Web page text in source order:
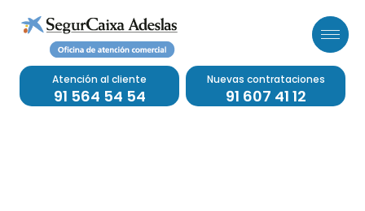
Atención al cliente
91 564 54 54
Nuevas contrataciones
91 607 41 12